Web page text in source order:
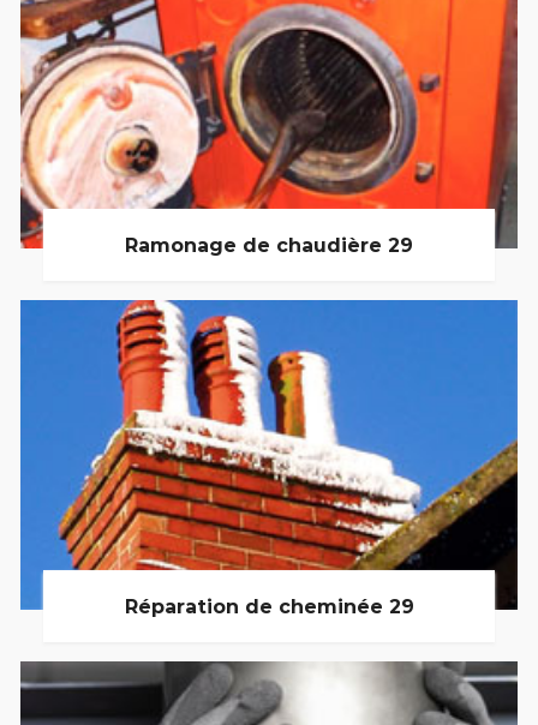
Ramonage de chaudière 29
Réparation de cheminée 29